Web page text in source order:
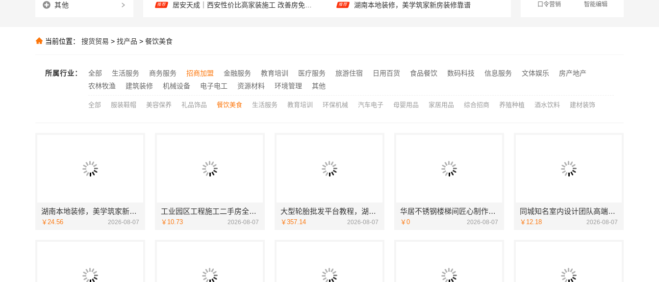
推荐 江苏东钢金属科技有限公司全屋不锈钢定制生产基地
推荐 本地知名房屋装修服务环保，嘉兴绿色之家建材科技有限公司绿色家装首选
推荐
推荐 嘉兴绿色之家建材科技有限公司：本市口碑装修服务实惠之选
口令营销 智能编辑
其他
当前位置： 搜货贸易 > 找产品 > 餐饮美食
所属行业： 全部 生活服务 商务服务 招商加盟 金融服务 教育培训 医疗服务 旅游住宿 日用百货 食品餐饮 数码科技 信息服务 文体娱乐
房产地产
农林牧渔
建筑装修 机械设备 电子电工 资源材料 环境管理 其他
全部 服装鞋帽 美容保养 礼品饰品 餐饮美食 生活服务 教育培训 环保机械 汽车电子 母婴用品 家居用品 综合招商 养殖种植 酒水饮料 建材装饰
湖南本地装修，美学筑家新房装修靠谱
￥24.56 2026-08-07
工业园区工程施工二手房全包_苏州兔哥哥智装新材料有限公司
￥10.73 2026-08-07
大型轮胎批发平台教程，湖北省腾冠畅实业贸易有限公司采购指南
￥357.14 2026-08-07
华居不锈钢楼梯间匠心制作十年专注
￥0 2026-08-07
同城知名室内设计团队高端，嘉兴绿色之家建材科技有限公司
￥12.18 2026-08-07